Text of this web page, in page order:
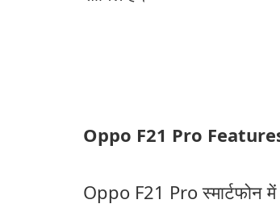
Oppo F21 Pro
Oppo F21 Pro स्मार्टफोन